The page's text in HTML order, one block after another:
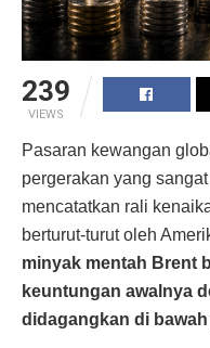
239
VIEWS
Pasaran kewangan
pergerakan yang
mencatatkan rali
berturut-turut oleh
minyak mentah Brent
keuntungan awalnya
didagangkan di